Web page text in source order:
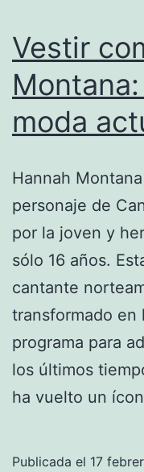
Vestir
moda
Hannah
personaje de
por la joven y
sólo 16 años.
cantante
transformado en
programa para
los últimos
ha vuelto un
Publicada el 17